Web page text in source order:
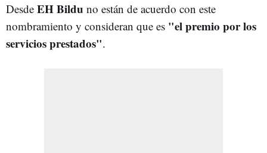
Desde EH Bildu no están de acuerdo con este
nombramiento y consideran que es "el premio por los
servicios prestados".